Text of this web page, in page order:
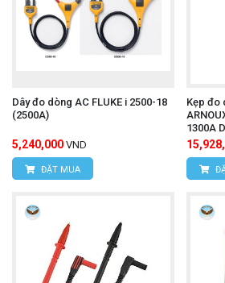
Website:
UT362H
Dây đo dòng AC FLUKE i 2500-18
(2500A)
5,240,000 VND
ĐẶT MUA
Kẹp đo
1300A